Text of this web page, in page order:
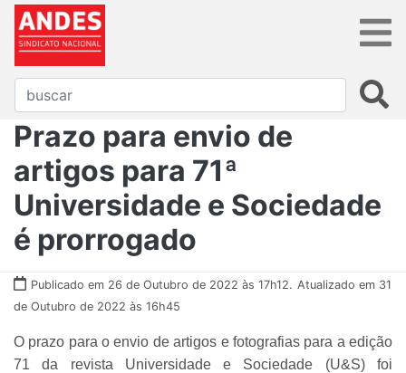
Prazo para envio de
artigos para 71ª
Universidade e Sociedade
é prorrogado
Publicado em 26 de Outubro de 2022 às 17h12. Atualizado em 31
de Outubro de 2022 às 16h45
O prazo para o envio de artigos e fotografias para a edição
71 da revista Universidade e Sociedade (U&S) foi